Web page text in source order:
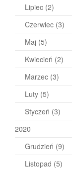
Lipiec (2)
Czerwiec (3)
Maj (5)
Kwiecień (2)
Marzec (3)
Luty (5)
Styczeń (3)
2020
Grudzień (9)
Listopad (5)